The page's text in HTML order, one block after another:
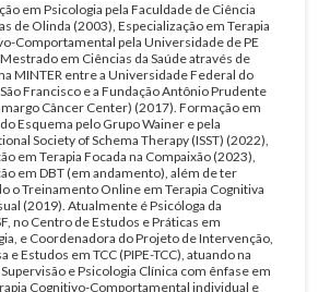
em Psicologia pela Faculdade de Ciência
de Olinda (2003), Especialização em Terapia
Comportamental pela Universidade de PE
em Ciências da Saúde através de
MINTER entre a Universidade Federal do
Francisco e a Fundação Antônio Prudente
Câncer Center) (2017). Formação em
Esquema pelo Grupo Wainer e pela
Society of Schema Therapy (ISST) (2022),
em Terapia Focada na Compaixão (2023),
em DBT (em andamento), além de ter
o Treinamento Online em Terapia Cognitiva
(2019). Atualmente é Psicóloga da
no Centro de Estudos e Práticas em
e Coordenadora do Projeto de Intervenção,
e Estudos em TCC (PIPE-TCC), atuando na
e Psicologia Clínica com ênfase em
Cognitivo-Comportamental individual e